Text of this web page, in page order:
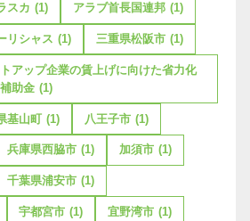
スカ (1) アラブ首長国連邦 (1)
リシャス (1) 三重県松阪市 (1)
アップ企業の賃上げに向けた省力化
助金 (1)
基山町 (1) 八王子市 (1)
兵庫県西脇市 (1) 加須市 (1)
千葉県浦安市 (1)
宇都宮市 (1) 宜野湾市 (1)